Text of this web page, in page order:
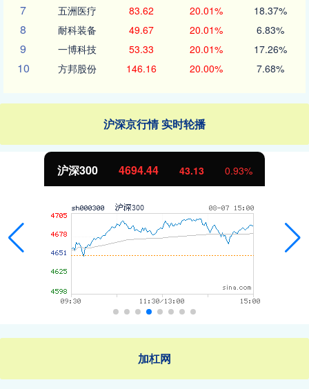
7 五洲医疗 83.62 20.01% 18.37%
8 耐科装备 49.67 20.01% 6.83%
9 一博科技 53.33 20.01% 17.26%
10 方邦股份 146.16 20.00% 7.68%
沪深京行情 实时轮播
北证50 1134.24 11.37 1.01%
加杠网